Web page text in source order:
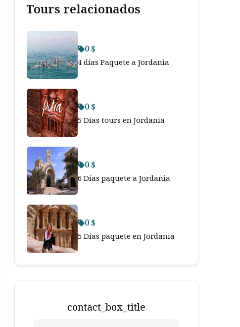
Tours relacionados
0 $
4 días Paquete a Jordania
0 $
5 Días tours en Jordania
0 $
6 Días paquete a Jordania
0 $
5 Días paquete en Jordania
contact_box_title